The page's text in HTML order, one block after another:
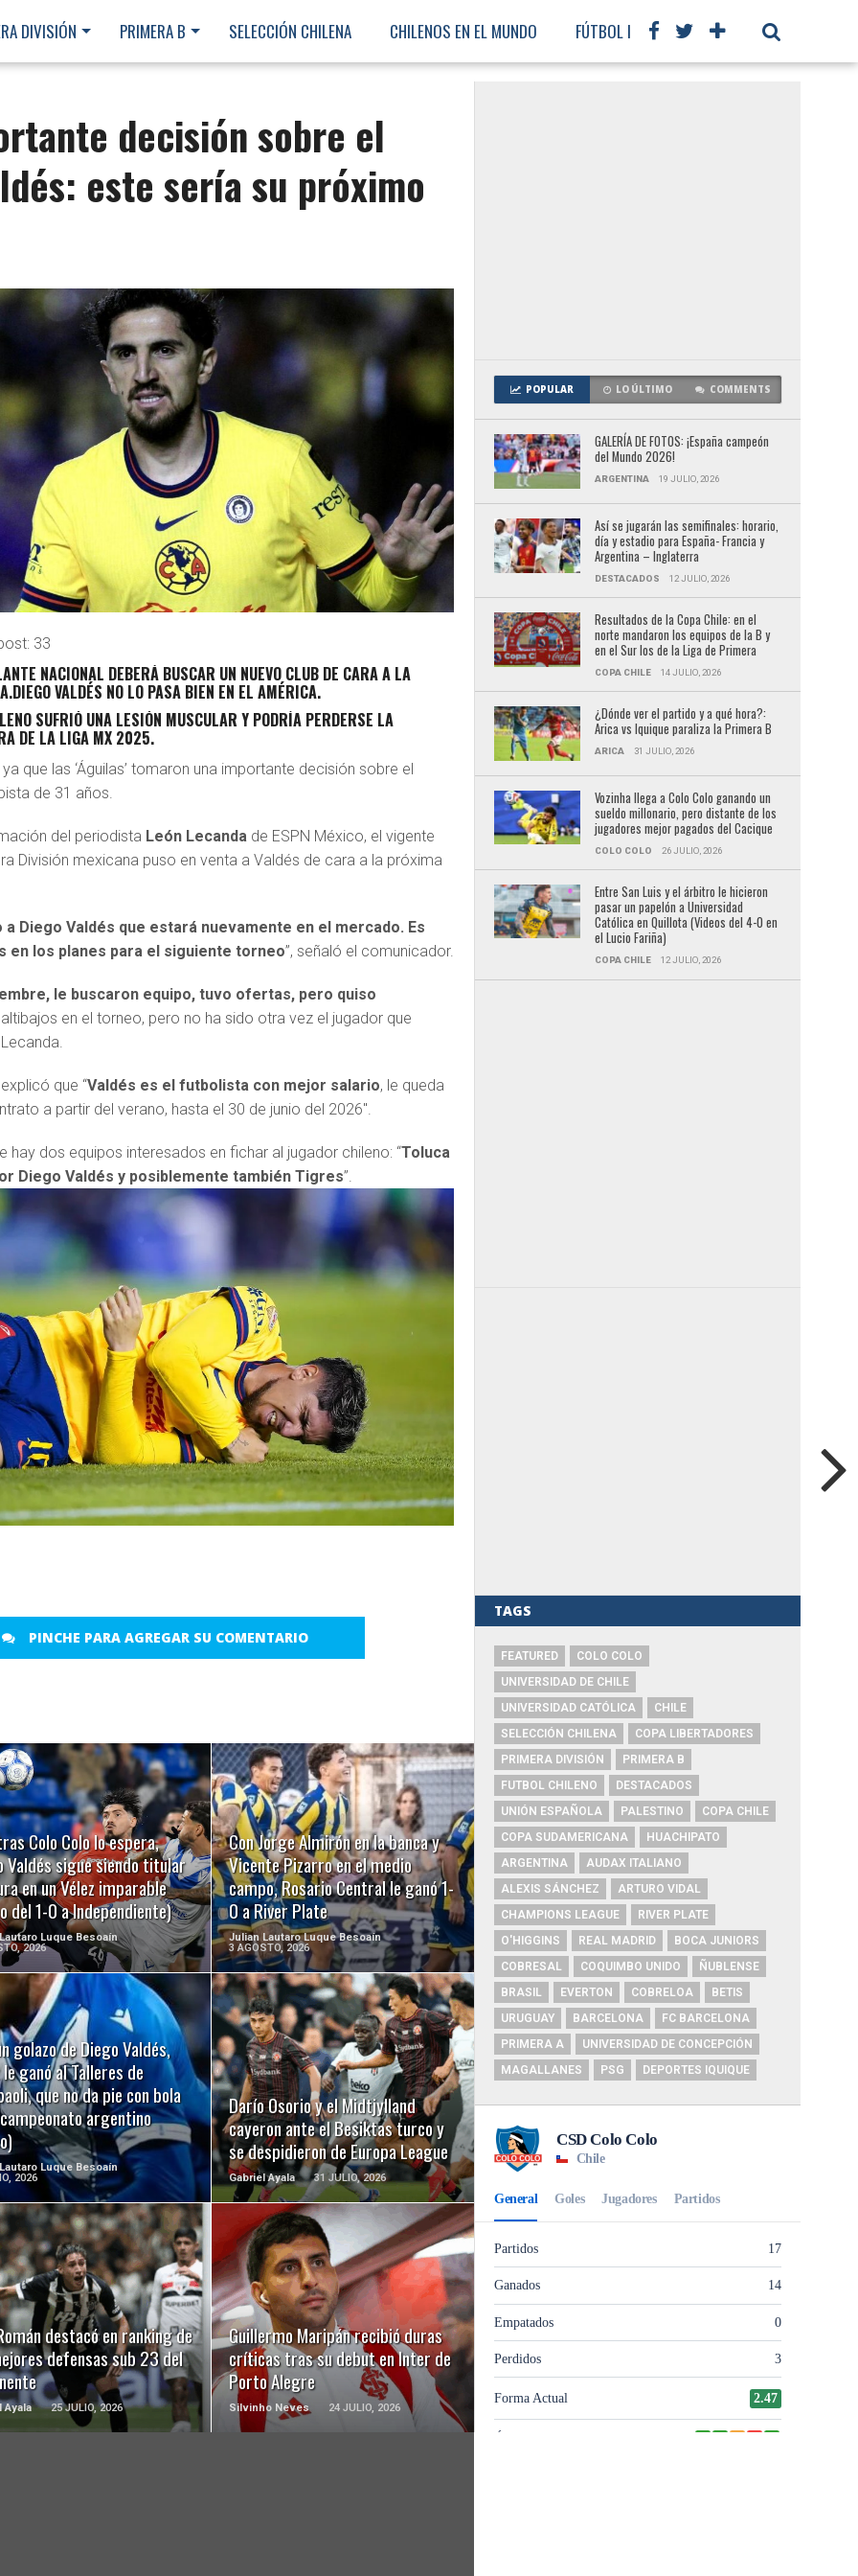
DIVISIÓN PRIMERA B SELECCIÓN CHILENA CHILENOS EN EL MUNDO FÚTBOL INTERNACIONAL
decisión sobre el
este sería su próximo
33
NACIONAL DEBERÁ BUSCAR UN NUEVO CLUB DE CARA A LA
DIEGO VALDÉS NO LO PASA BIEN EN ELAMÉRICA.
SUFRIÓ UNA LESIÓN MUSCULAR Y PODRÍA PERDERSE LA
DE LA LIGA MX 2025.
que las ‘Águilas’ tomaron una importante decisión sobre el
de 31 años.
del periodista León Lecanda de ESPN México, el vigente
División mexicana puso en venta a Valdés de cara a la próxima
a Diego Valdés que estará nuevamente en el mercado. Es
en los planes para el siguiente torneo”, señaló el comunicador.
le buscaron equipo, tuvo ofertas, pero quiso
en el torneo, pero no ha sido otra vez el jugador que
que “Valdés es el futbolista con mejor salario, le queda
a partir del verano, hasta el 30 de junio del 2026″.
hay dos equipos interesados en fichar al jugador chileno: “Toluca
Diego Valdés y posiblemente también Tigres”.
PINCHE PARA AGREGAR SU COMENTARIO
Colo Colo lo espera,
Valdés sigue siendo titular
en un Vélez imparable
del 1-0 a Independiente)
Luque Besoaín
2026
LEER MÁS
Con Jorge Almirón en la banca y
Vicente Pizarro en el medio
campo, Rosario Central le ganó 1-
0 a River Plate
Julian Lautaro Luque Besoaín
3 AGOSTO, 2026
LEER MÁS
golazo de Diego Valdés,
le ganó al Talleres de
que no da pie con bola
argentino
Luque Besoaín
2026
LEER MÁS
Darío Osorio y el Midtjylland
cayeron ante el Besiktas turco y
se despidieron de Europa League
Gabriel Ayala 31 JULIO, 2026
LEER MÁS
destacó en ranking de
defensas sub 23 del
Ayala 25 JULIO, 2026
LEER MÁS
Guillermo Maripán recibió duras
críticas tras su debut en Inter de
Porto Alegre
Silvinho Neves 24 JULIO, 2026
LEER MÁS
POPULAR LO ÚLTIMO COMMENTS
GALERÍA DE FOTOS: ¡España campeón
del Mundo 2026!
ARGENTINA 19 JULIO, 2026
Así se jugarán las semifinales: horario,
día y estadio para España- Francia y
Argentina – Inglaterra
DESTACADOS 12 JULIO, 2026
Resultados de la Copa Chile: en el
norte mandaron los equipos de la B y
en el Sur los de la Liga de Primera
COPA CHILE 14 JULIO, 2026
¿Dónde ver el partido y a qué hora?:
Arica vs Iquique paraliza la Primera B
ARICA 31 JULIO, 2026
Vozinha llega a Colo Colo ganando un
sueldo millonario, pero distante de los
jugadores mejor pagados del Cacique
COLO COLO 26 JULIO, 2026
Entre San Luis y el árbitro le hicieron
pasar un papelón a Universidad
Católica en Quillota (Videos del 4-0 en
el Lucio Fariña)
COPA CHILE 12 JULIO, 2026
TAGS
FEATURED
COLO COLO
UNIVERSIDAD DE CHILE
UNIVERSIDAD CATÓLICA
CHILE
SELECCIÓN CHILENA
COPA LIBERTADORES
PRIMERA DIVISIÓN
PRIMERA B
FUTBOL CHILENO
DESTACADOS
UNIÓN ESPAÑOLA
PALESTINO
COPA CHILE
COPA SUDAMERICANA
HUACHIPATO
ARGENTINA
AUDAX ITALIANO
ALEXIS SÁNCHEZ
ARTURO VIDAL
CHAMPIONS LEAGUE
RIVER PLATE
O'HIGGINS
REAL MADRID
BOCA JUNIORS
COBRESAL
COQUIMBO UNIDO
ÑUBLENSE
BRASIL
EVERTON COBRELOA
BETIS
URUGUAY
BARCELONA
FC BARCELONA
PRIMERA A
UNIVERSIDAD DE CONCEPCIÓN
MAGALLANES
PSG DEPORTES IQUIQUE